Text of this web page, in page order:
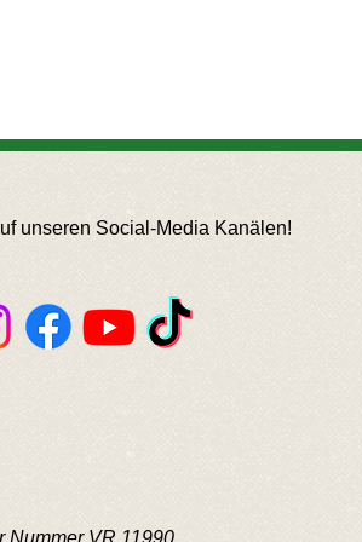
unseren Social-Media Kanälen!
VR 11990.